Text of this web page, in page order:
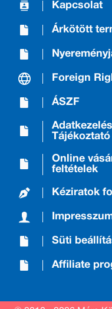
Kapcsolat
Árkötött
Foreign
ÁSZF
Tájékoztató
Online
feltételek
Kéziratok
Süti
Affiliate